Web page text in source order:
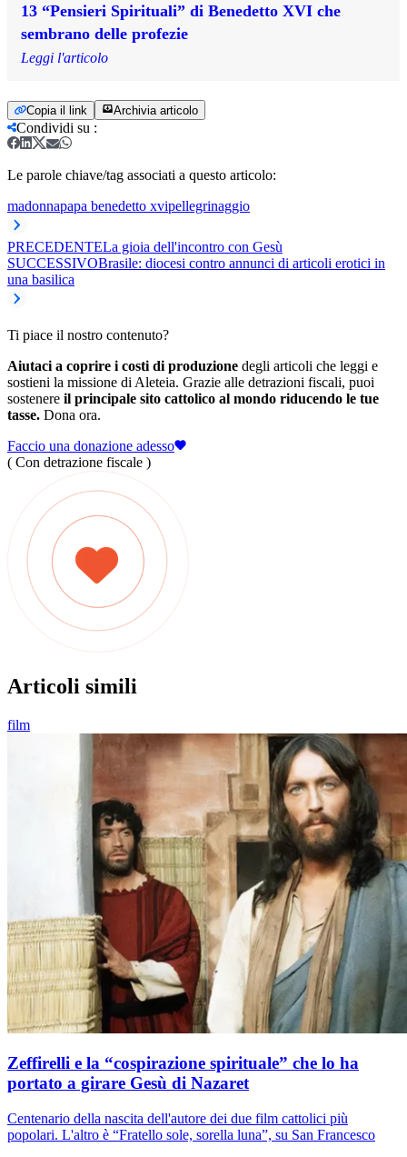
13 “Pensieri Spirituali” di Benedetto XVI che
sembrano delle profezie
Leggi l'articolo
Copia il link Archivia articolo
Condividi su :
Le parole chiave/tag associati a questo articolo:
madonnapapa benedetto xvipellegrinaggio
PRECEDENTELa gioia dell'incontro con Gesù
SUCCESSIVOBrasile: diocesi contro annunci di articoli erotici in
una basilica
Ti piace il nostro contenuto?
Aiutaci a coprire i costi di produzione degli articoli che leggi e
sostieni la missione di Aleteia. Grazie alle detrazioni fiscali, puoi
sostenere il principale sito cattolico al mondo riducendo le tue
tasse. Dona ora.
Faccio una donazione adesso
( Con detrazione fiscale )
Articoli simili
film
Zeffirelli e la “cospirazione spirituale” che lo ha
portato a girare Gesù di Nazaret
Centenario della nascita dell'autore dei due film cattolici più
popolari. L'altro è “Fratello sole, sorella luna”, su San Francesco